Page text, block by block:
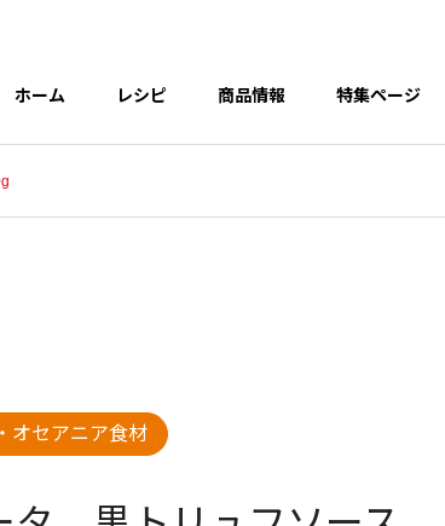
ホーム レシピ 商品情報 特集ページ
の新商品
ループのCSR
オセアニア食材